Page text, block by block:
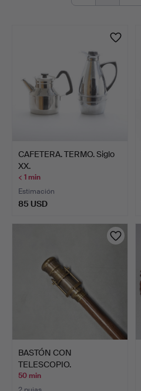
CAFETERA. TERMO. Siglo
XX.
< 1 min
Estimación
85 USD
BASTÓN CON
TELESCOPIO.
50 min